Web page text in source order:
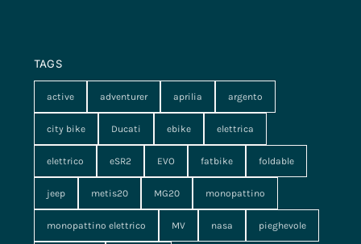
TAGS
active adventurer aprilia argento
city bike Ducati ebike elettrica
elettrico eSR2 EVO fatbike foldable
jeep metis20 MG20 monopattino
monopattino elettrico MV nasa pieghevole